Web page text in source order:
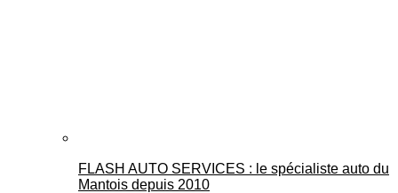
FLASH AUTO SERVICES : le spécialiste auto du
Mantois depuis 2010